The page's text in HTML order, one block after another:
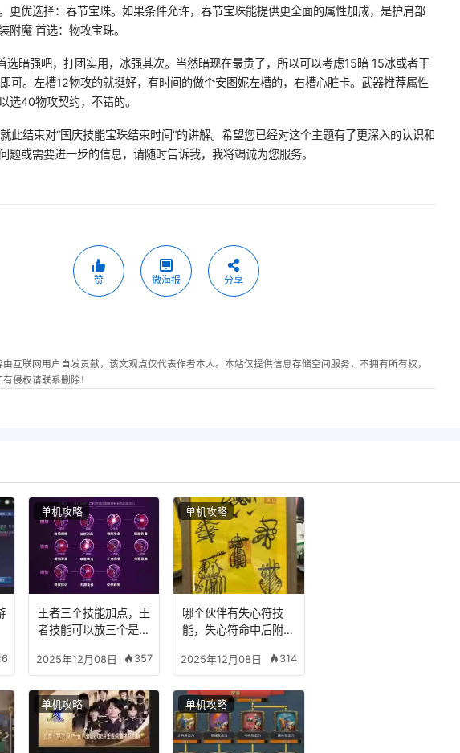
更优选择：春节宝珠。如果条件允许，春节宝珠能提供更全面的属性加成，是护肩部
附魔 首选：物攻宝珠。
选暗强吧，打团实用，冰强其次。当然暗现在最贵了，所以可以考虑15暗 15冰或者干
可。左槽12物攻的就挺好，有时间的做个安图妮左槽的，右槽心脏卡。武器推荐属性
选40物攻契约，不错的。
此结束对“国庆技能宝珠结束时间”的讲解。希望您已经对这个主题有了更深入的认识和
题或需要进一步的信息，请随时告诉我，我将竭诚为您服务。
赞 微海报 分享
互联网用户自发贡献，该文观点仅代表作者本人。本站仅提供信息存储空间服务，不拥有所有权，
侵权请联系删除！
王者三个技能加点，王
者技能可以放三个是什
2025年12月08日 357
单机攻略
哪个伙伴有失心符技
能，失心符命中后附加
2025年12月08日 314
单机攻略
单机攻略 单机攻略